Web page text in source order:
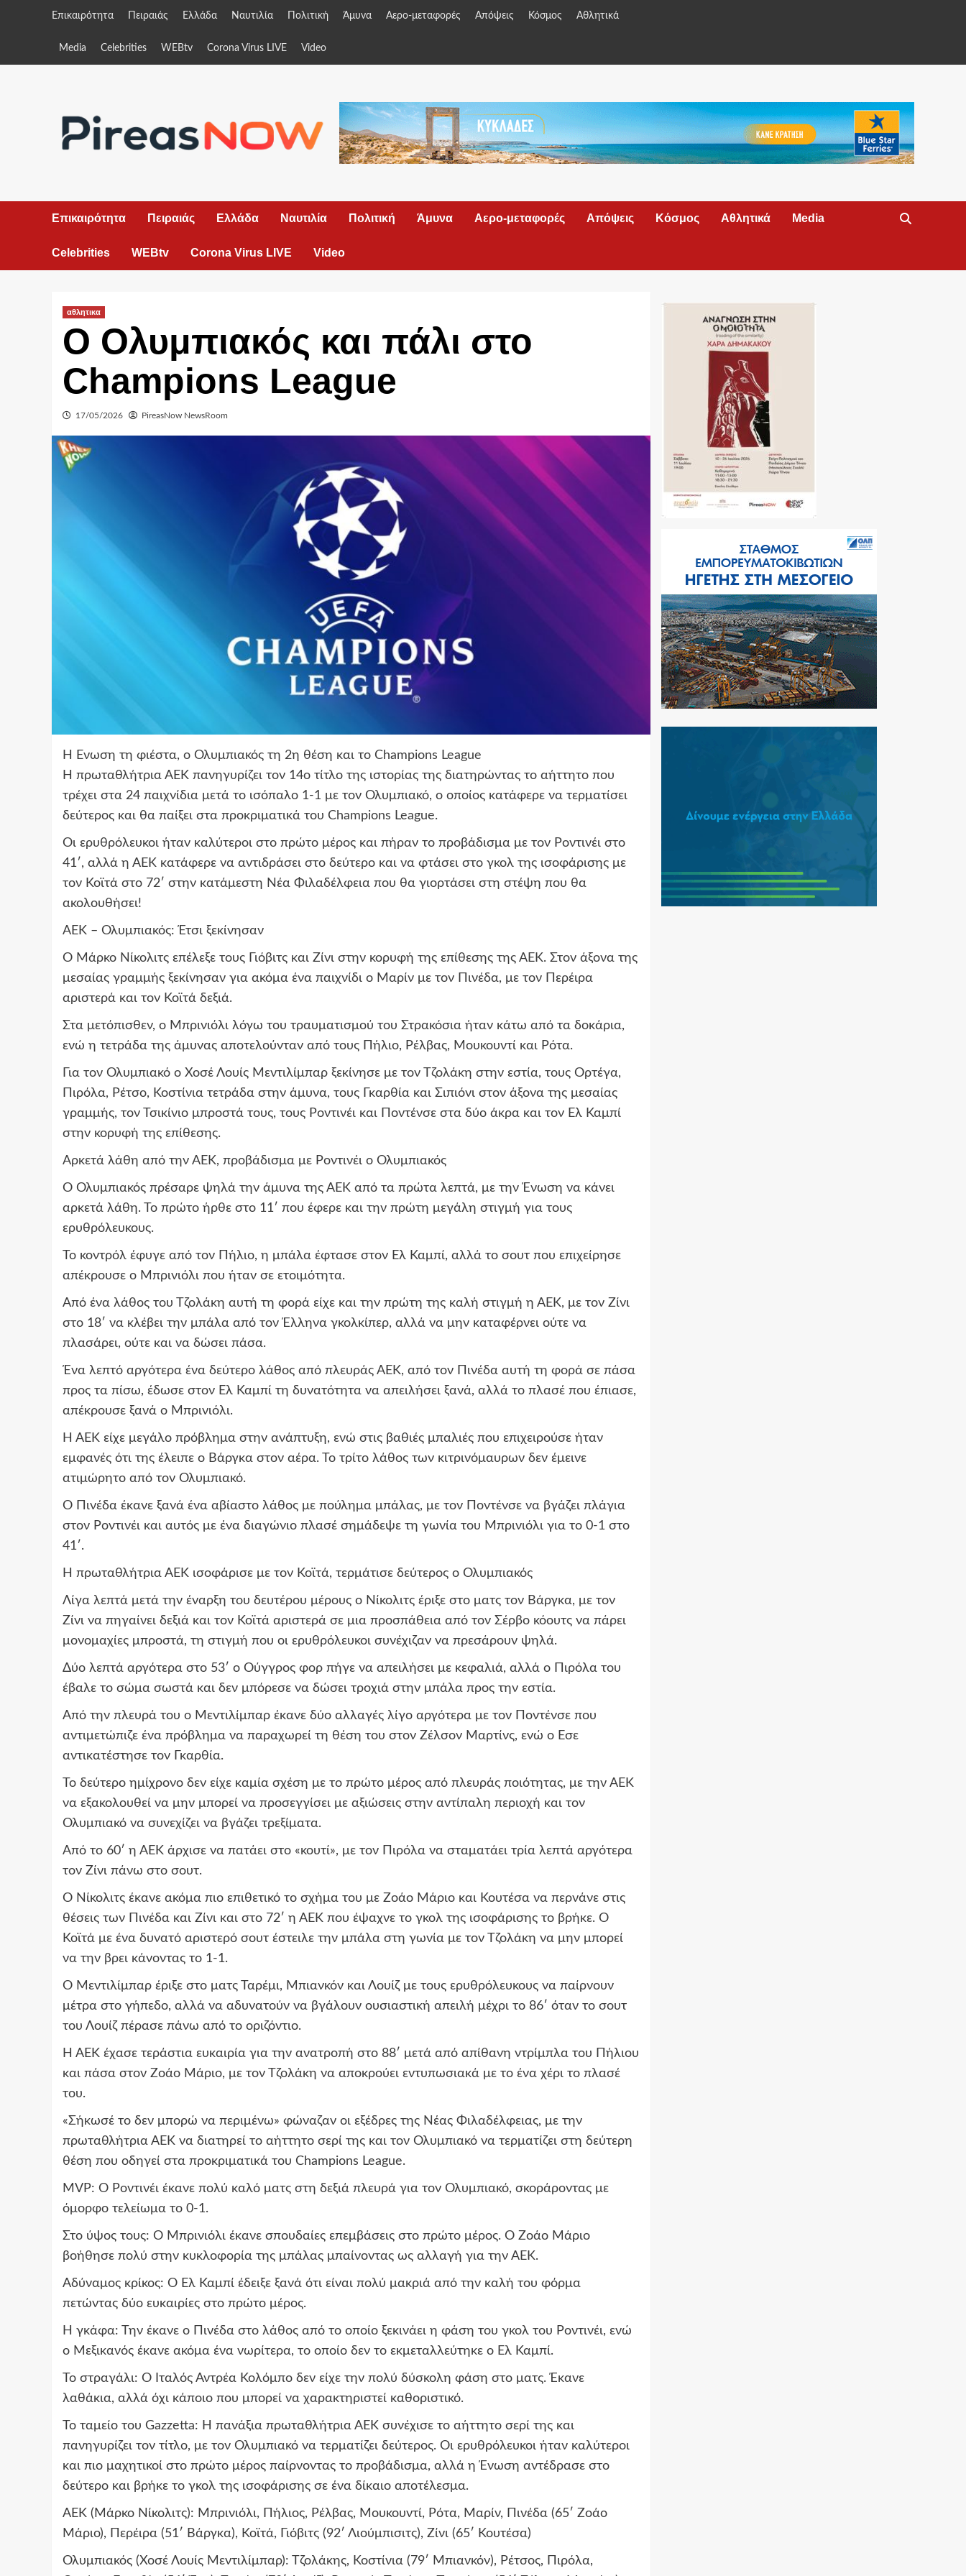
Επικαιρότητα Πειραιάς Ελλάδα Ναυτιλία Πολιτική Άμυνα Αερο-μεταφορές Απόψεις Κόσμος Αθλητικά
Media Celebrities WEBtv Corona Virus LIVE Video
Επικαιρότητα Πειραιάς Ελλάδα Ναυτιλία Πολιτική Άμυνα Αερο-μεταφορές Απόψεις Κόσμος Αθλητικά Media
Celebrities WEBtv Corona Virus LIVE Video
αθλητικα
Ο Ολυμπιακός και πάλι στο
Champions League
17/05/2026 PireasNow NewsRoom
Η Ένωση τη φιέστα, ο Ολυμπιακός τη 2η θέση και το Champions League
Η πρωταθλήτρια ΑΕΚ πανηγυρίζει τον 14ο τίτλο της ιστορίας της διατηρώντας το αήττητο που
τρέχει στα 24 παιχνίδια μετά το ισόπαλο 1-1 με τον Ολυμπιακό, ο οποίος κατάφερε να τερματίσει
δεύτερος και θα παίξει στα προκριματικά του Champions League.
Οι ερυθρόλευκοι ήταν καλύτεροι στο πρώτο μέρος και πήραν το προβάδισμα με τον Ροντινέι στο
41′, αλλά η ΑΕΚ κατάφερε να αντιδράσει στο δεύτερο και να φτάσει στο γκολ της ισοφάρισης με
τον Κοϊτά στο 72′ στην κατάμεστη Νέα Φιλαδέλφεια που θα γιορτάσει στη στέψη που θα
ακολουθήσει!
ΑΕΚ – Ολυμπιακός: Έτσι ξεκίνησαν
Ο Μάρκο Νίκολιτς επέλεξε τους Γιόβιτς και Ζίνι στην κορυφή της επίθεσης της ΑΕΚ. Στον άξονα της
μεσαίας γραμμής ξεκίνησαν για ακόμα ένα παιχνίδι ο Μαρίν με τον Πινέδα, με τον Περέιρα
αριστερά και τον Κοϊτά δεξιά.
Στα μετόπισθεν, ο Μπρινιόλι λόγω του τραυματισμού του Στρακόσια ήταν κάτω από τα δοκάρια,
ενώ η τετράδα της άμυνας αποτελούνταν από τους Πήλιο, Ρέλβας, Μουκουντί και Ρότα.
Για τον Ολυμπιακό ο Χοσέ Λουίς Μεντιλίμπαρ ξεκίνησε με τον Τζολάκη στην εστία, τους Ορτέγα,
Πιρόλα, Ρέτσο, Κοστίνια τετράδα στην άμυνα, τους Γκαρθία και Σιπιόνι στον άξονα της μεσαίας
γραμμής, τον Τσικίνιο μπροστά τους, τους Ροντινέι και Ποντένσε στα δύο άκρα και τον Ελ Καμπί
στην κορυφή της επίθεσης.
Αρκετά λάθη από την ΑΕΚ, προβάδισμα με Ροντινέι ο Ολυμπιακός
Ο Ολυμπιακός πρέσαρε ψηλά την άμυνα της ΑΕΚ από τα πρώτα λεπτά, με την Ένωση να κάνει
αρκετά λάθη. Το πρώτο ήρθε στο 11′ που έφερε και την πρώτη μεγάλη στιγμή για τους
ερυθρόλευκους.
Το κοντρόλ έφυγε από τον Πήλιο, η μπάλα έφτασε στον Ελ Καμπί, αλλά το σουτ που επιχείρησε
απέκρουσε ο Μπρινιόλι που ήταν σε ετοιμότητα.
Από ένα λάθος του Τζολάκη αυτή τη φορά είχε και την πρώτη της καλή στιγμή η ΑΕΚ, με τον Ζίνι
στο 18′ να κλέβει την μπάλα από τον Έλληνα γκολκίπερ, αλλά να μην καταφέρνει ούτε να
πλασάρει, ούτε και να δώσει πάσα.
Ένα λεπτό αργότερα ένα δεύτερο λάθος από πλευράς ΑΕΚ, από τον Πινέδα αυτή τη φορά σε πάσα
προς τα πίσω, έδωσε στον Ελ Καμπί τη δυνατότητα να απειλήσει ξανά, αλλά το πλασέ που έπιασε,
απέκρουσε ξανά ο Μπρινιόλι.
Η ΑΕΚ είχε μεγάλο πρόβλημα στην ανάπτυξη, ενώ στις βαθιές μπαλιές που επιχειρούσε ήταν
εμφανές ότι της έλειπε ο Βάργκα στον αέρα. Το τρίτο λάθος των κιτρινόμαυρων δεν έμεινε
ατιμώρητο από τον Ολυμπιακό.
Ο Πινέδα έκανε ξανά ένα αβίαστο λάθος με πούλημα μπάλας, με τον Ποντένσε να βγάζει πλάγια
στον Ροντινέι και αυτός με ένα διαγώνιο πλασέ σημάδεψε τη γωνία του Μπρινιόλι για το 0-1 στο
41′.
Η πρωταθλήτρια ΑΕΚ ισοφάρισε με τον Κοϊτά, τερμάτισε δεύτερος ο Ολυμπιακός
Λίγα λεπτά μετά την έναρξη του δευτέρου μέρους ο Νίκολιτς έριξε στο ματς τον Βάργκα, με τον
Ζίνι να πηγαίνει δεξιά και τον Κοϊτά αριστερά σε μια προσπάθεια από τον Σέρβο κόουτς να πάρει
μονομαχίες μπροστά, τη στιγμή που οι ερυθρόλευκοι συνέχιζαν να πρεσάρουν ψηλά.
Δύο λεπτά αργότερα στο 53′ ο Ούγγρος φορ πήγε να απειλήσει με κεφαλιά, αλλά ο Πιρόλα του
έβαλε το σώμα σωστά και δεν μπόρεσε να δώσει τροχιά στην μπάλα προς την εστία.
Από την πλευρά του ο Μεντιλίμπαρ έκανε δύο αλλαγές λίγο αργότερα με τον Ποντένσε που
αντιμετώπιζε ένα πρόβλημα να παραχωρεί τη θέση του στον Ζέλσον Μαρτίνς, ενώ ο Εσε
αντικατέστησε τον Γκαρθία.
Το δεύτερο ημίχρονο δεν είχε καμία σχέση με το πρώτο μέρος από πλευράς ποιότητας, με την ΑΕΚ
να εξακολουθεί να μην μπορεί να προσεγγίσει με αξιώσεις στην αντίπαλη περιοχή και τον
Ολυμπιακό να συνεχίζει να βγάζει τρεξίματα.
Από το 60′ η ΑΕΚ άρχισε να πατάει στο «κουτί», με τον Πιρόλα να σταματάει τρία λεπτά αργότερα
τον Ζίνι πάνω στο σουτ.
Ο Νίκολιτς έκανε ακόμα πιο επιθετικό το σχήμα του με Ζοάο Μάριο και Κουτέσα να περνάνε στις
θέσεις των Πινέδα και Ζίνι και στο 72′ η ΑΕΚ που έψαχνε το γκολ της ισοφάρισης το βρήκε. Ο
Κοϊτά με ένα δυνατό αριστερό σουτ έστειλε την μπάλα στη γωνία με τον Τζολάκη να μην μπορεί
να την βρει κάνοντας το 1-1.
Ο Μεντιλίμπαρ έριξε στο ματς Ταρέμι, Μπιανκόν και Λουίζ με τους ερυθρόλευκους να παίρνουν
μέτρα στο γήπεδο, αλλά να αδυνατούν να βγάλουν ουσιαστική απειλή μέχρι το 86′ όταν το σουτ
του Λουίζ πέρασε πάνω από το οριζόντιο.
Η ΑΕΚ έχασε τεράστια ευκαιρία για την ανατροπή στο 88′ μετά από απίθανη ντρίμπλα του Πήλιου
και πάσα στον Ζοάο Μάριο, με τον Τζολάκη να αποκρούει εντυπωσιακά με το ένα χέρι το πλασέ
του.
«Σήκωσέ το δεν μπορώ να περιμένω» φώναζαν οι εξέδρες της Νέας Φιλαδέλφειας, με την
πρωταθλήτρια ΑΕΚ να διατηρεί το αήττητο σερί της και τον Ολυμπιακό να τερματίζει στη δεύτερη
θέση που οδηγεί στα προκριματικά του Champions League.
MVP: Ο Ροντινέι έκανε πολύ καλό ματς στη δεξιά πλευρά για τον Ολυμπιακό, σκοράροντας με
όμορφο τελείωμα το 0-1.
Στο ύψος τους: Ο Μπρινιόλι έκανε σπουδαίες επεμβάσεις στο πρώτο μέρος. Ο Ζοάο Μάριο
βοήθησε πολύ στην κυκλοφορία της μπάλας μπαίνοντας ως αλλαγή για την ΑΕΚ.
Αδύναμος κρίκος: Ο Ελ Καμπί έδειξε ξανά ότι είναι πολύ μακριά από την καλή του φόρμα
πετώντας δύο ευκαιρίες στο πρώτο μέρος.
Η γκάφα: Την έκανε ο Πινέδα στο λάθος από το οποίο ξεκινάει η φάση του γκολ του Ροντινέι, ενώ
ο Μεξικανός έκανε ακόμα ένα νωρίτερα, το οποίο δεν το εκμεταλλεύτηκε ο Ελ Καμπί.
Το στραγάλι: Ο Ιταλός Αντρέα Κολόμπο δεν είχε την πολύ δύσκολη φάση στο ματς. Έκανε
λαθάκια, αλλά όχι κάποιο που μπορεί να χαρακτηριστεί καθοριστικό.
Το ταμείο του Gazzetta: Η πανάξια πρωταθλήτρια ΑΕΚ συνέχισε το αήττητο σερί της και
πανηγυρίζει τον τίτλο, με τον Ολυμπιακό να τερματίζει δεύτερος. Οι ερυθρόλευκοι ήταν καλύτεροι
και πιο μαχητικοί στο πρώτο μέρος παίρνοντας το προβάδισμα, αλλά η Ένωση αντέδρασε στο
δεύτερο και βρήκε το γκολ της ισοφάρισης σε ένα δίκαιο αποτέλεσμα.
ΑΕΚ (Μάρκο Νίκολιτς): Μπρινιόλι, Πήλιος, Ρέλβας, Μουκουντί, Ρότα, Μαρίν, Πινέδα (65′ Ζοάο
Μάριο), Περέιρα (51′ Βάργκα), Κοϊτά, Γιόβιτς (92′ Λιούμπισιτς), Ζίνι (65′ Κουτέσα)
Ολυμπιακός (Χοσέ Λουίς Μεντιλίμπαρ): Τζολάκης, Κοστίνια (79′ Μπιανκόν), Ρέτσος, Πιρόλα,